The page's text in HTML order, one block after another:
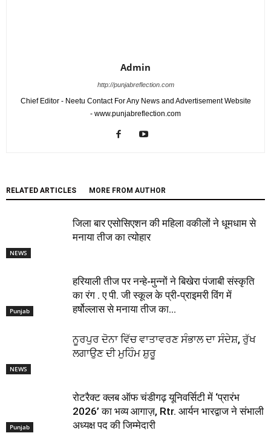
Admin
http://punjabreflection.com
Chief Editor - Neetu Contact For Any News and Advertisement Website
- www.punjabreflection.com
RELATED ARTICLES MORE FROM AUTHOR
NEWS
जिला बार एसोसिएशन की महिला वकीलों ने धूमधाम से
मनाया तीज का त्योहार
Punjab
हरियाली तीज पर नन्हे-मुन्नों ने बिखेरा पंजाबी संस्कृति
का रंग . ए पी. जी स्कूल के प्री-प्राइमरी विंग में
हर्षोल्लास से मनाया तीज का...
NEWS
ਨੂਰਪੁਰ ਦੋਨਾ ਵਿੱਚ ਵਾਤਾਵਰਣ ਸੰਭਾਲ ਦਾ ਸੰਦੇਸ਼, ਰੁੱਖ
ਲਗਾਉਣ ਦੀ ਮੁਹਿੰਮ ਸ਼ੁਰੂ
Punjab
रोटरैक्ट क्लब ऑफ चंडीगढ़ यूनिवर्सिटी में ‘प्रारंभ
2026’ का भव्य आगाज़, Rtr. आर्यन भारद्वाज ने संभाली
अध्यक्ष पद की जिम्मेदारी